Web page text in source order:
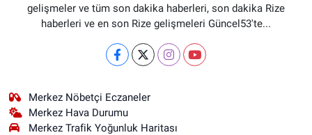
gelişmeler ve tüm son dakika haberleri, son dakika Rize
haberleri ve en son Rize gelişmeleri Güncel53'te...
Merkez Nöbetçi Eczaneler
Merkez Hava Durumu
Merkez Trafik Yoğunluk Haritası